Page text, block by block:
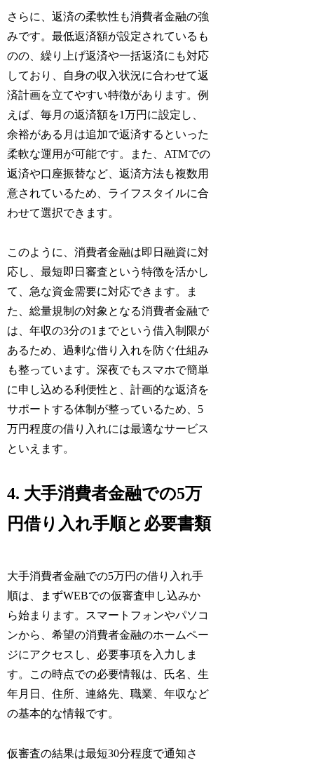
さらに、返済の柔軟性も消費者金融の強
みです。最低返済額が設定されているも
のの、繰り上げ返済や一括返済にも対応
しており、自身の収入状況に合わせて返
済計画を立てやすい特徴があります。例
えば、毎月の返済額を1万円に設定し、
余裕がある月は追加で返済するといった
柔軟な運用が可能です。また、ATMでの
返済や口座振替など、返済方法も複数用
意されているため、ライフスタイルに合
わせて選択できます。
このように、消費者金融は即日融資に対
応し、最短即日審査という特徴を活かし
て、急な資金需要に対応できます。ま
た、総量規制の対象となる消費者金融で
は、年収の3分の1までという借入制限が
あるため、過剰な借り入れを防ぐ仕組み
も整っています。深夜でもスマホで簡単
に申し込める利便性と、計画的な返済を
サポートする体制が整っているため、5
万円程度の借り入れには最適なサービス
といえます。
4. 大手消費者金融での5万
円借り入れ手順と必要書類
大手消費者金融での5万円の借り入れ手
順は、まずWEBでの仮審査申し込みか
ら始まります。スマートフォンやパソコ
ンから、希望の消費者金融のホームペー
ジにアクセスし、必要事項を入力しま
す。この時点での必要情報は、氏名、生
年月日、住所、連絡先、職業、年収など
の基本的な情報です。
仮審査の結果は最短30分程度で通知さ